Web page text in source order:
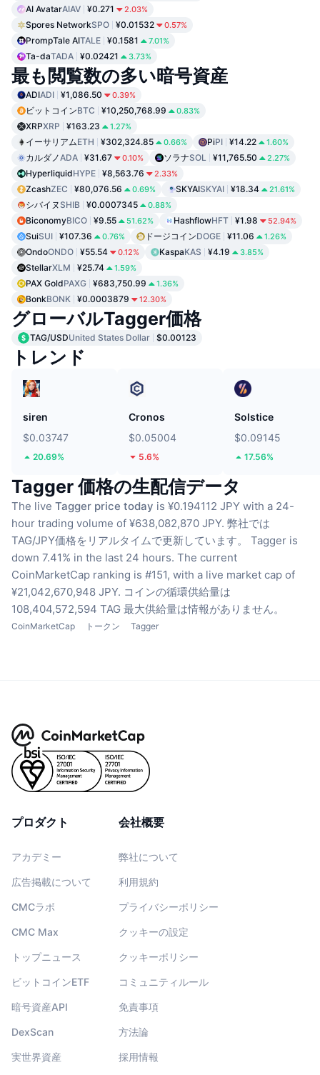
AI AvatarAIAV ¥0.271 2.03%
Spores NetworkSPO ¥0.01532 0.57%
PrompTale AITALE ¥0.1581 7.01%
Ta-daTADA ¥0.02421 3.73%
最も閲覧数の多い暗号資産
ADIADI ¥1,086.50 0.39%
ビットコインBTC ¥10,250,768.99 0.83%
XRPXRP ¥163.23 1.27%
イーサリアムETH ¥302,324.85 0.66% PiPI ¥14.22 1.60%
カルダノADA ¥31.67 0.10% ソラナSOL ¥11,765.50 2.27%
HyperliquidHYPE ¥8,563.76 2.33%
ZcashZEC ¥80,076.56 0.69% SKYAISKYAI ¥18.34 21.61%
シバイヌ SHIB ¥0.0007345 0.88%
BiconomyBICO ¥9.55 51.62% HashflowHFT ¥1.98 52.94%
SuiSUI ¥107.36 0.76% ドージコインDOGE ¥11.06 1.26%
OndoONDO ¥55.54 0.12% KaspaKAS ¥4.19 3.85%
StellarXLM ¥25.74 1.59%
PAX GoldPAXG ¥683,750.99 1.36%
BonkBONK ¥0.0003879 12.30%
グローバルTagger価格
TAG/USDUnited States Dollar $0.00123
トレンド
siren
$0.03747
20.69%
Cronos
$0.05004
5.6%
Solstice
$0.09145
17.56%
Tagger 価格の生配信データ
The live Tagger price today is ¥0.194112 JPY with a 24-
hour trading volume of ¥638,082,870 JPY. 弊社では
TAG/JPY価格をリアルタイムで更新しています。
Tagger is
down 7.41% in the last 24 hours. The current
CoinMarketCap ranking is #151, with a live market cap of
¥21,042,670,948 JPY. コインの循環供給量は
108,404,572,594 TAG 最大供給量は情報がありません。
CoinMarketCap トークン Tagger
プロダクト
アカデミー
広告掲載について
CMCラボ
CMC Max
トップニュース
ビットコインETF
暗号資産API
DexScan
実世界資産
会社概要
弊社について
利用規約
プライバシーポリシー
クッキーの設定
クッキーポリシー
コミュニティルール
免責事項
方法論
採用情報